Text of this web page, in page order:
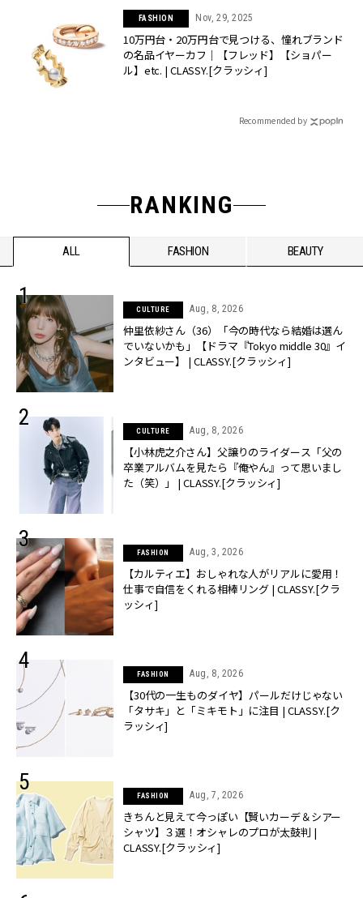
FASHION Nov, 29, 2025
10万円台・20万円台で見つける、憧れブランド
の名品イヤーカフ｜【フレッド】【ショパー
ル】etc. | CLASSY.[クラッシィ]
Recommended by
RANKING
ALL FASHION BEAUTY
CULTURE Aug, 8, 2026
仲里依紗さん（36）「今の時代なら結婚は選ん
でいないかも」【ドラマ『Tokyo middle 30』イ
ンタビュー】 | CLASSY.[クラッシィ]
CULTURE Aug, 8, 2026
【小林虎之介さん】父譲りのライダース「父の
卒業アルバムを見たら『俺やん』って思いまし
た（笑）」 | CLASSY.[クラッシィ]
FASHION Aug, 3, 2026
【カルティエ】おしゃれな人がリアルに愛用！
仕事で自信をくれる相棒リング | CLASSY.[クラ
ッシィ]
FASHION Aug, 8, 2026
【30代の一生ものダイヤ】パールだけじゃない
「タサキ」と「ミキモト」に注目 | CLASSY.[ク
ラッシィ]
FASHION Aug, 7, 2026
きちんと見えて今っぽい【賢いカーデ＆シアー
シャツ】３選！オシャレのプロが太鼓判 |
CLASSY.[クラッシィ]